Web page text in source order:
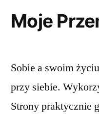
Moje
Sobie a swoim
przy siebie.
Strony praktycznie